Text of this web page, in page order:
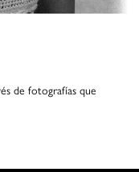
de fotografías que